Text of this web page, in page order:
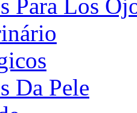
Para Los
Da Pele